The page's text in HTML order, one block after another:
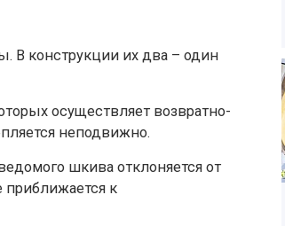
В конструкции их два – один
осуществляет возвратно-
неподвижно.
шкива отклоняется от
приближается к